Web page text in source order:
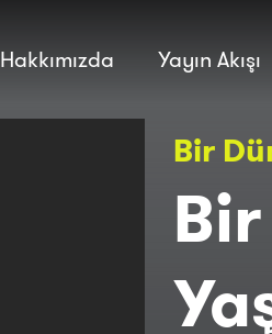
Macera
Hakkımızda Yayın Akışı
Bir